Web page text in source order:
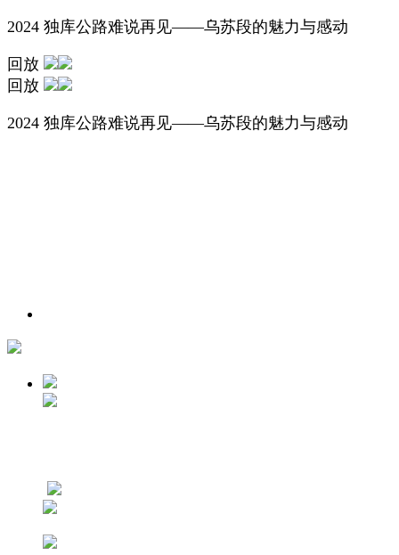
2024 独库公路难说再见——乌苏段的魅力与感动
回放
回放
2024 独库公路难说再见——乌苏段的魅力与感动